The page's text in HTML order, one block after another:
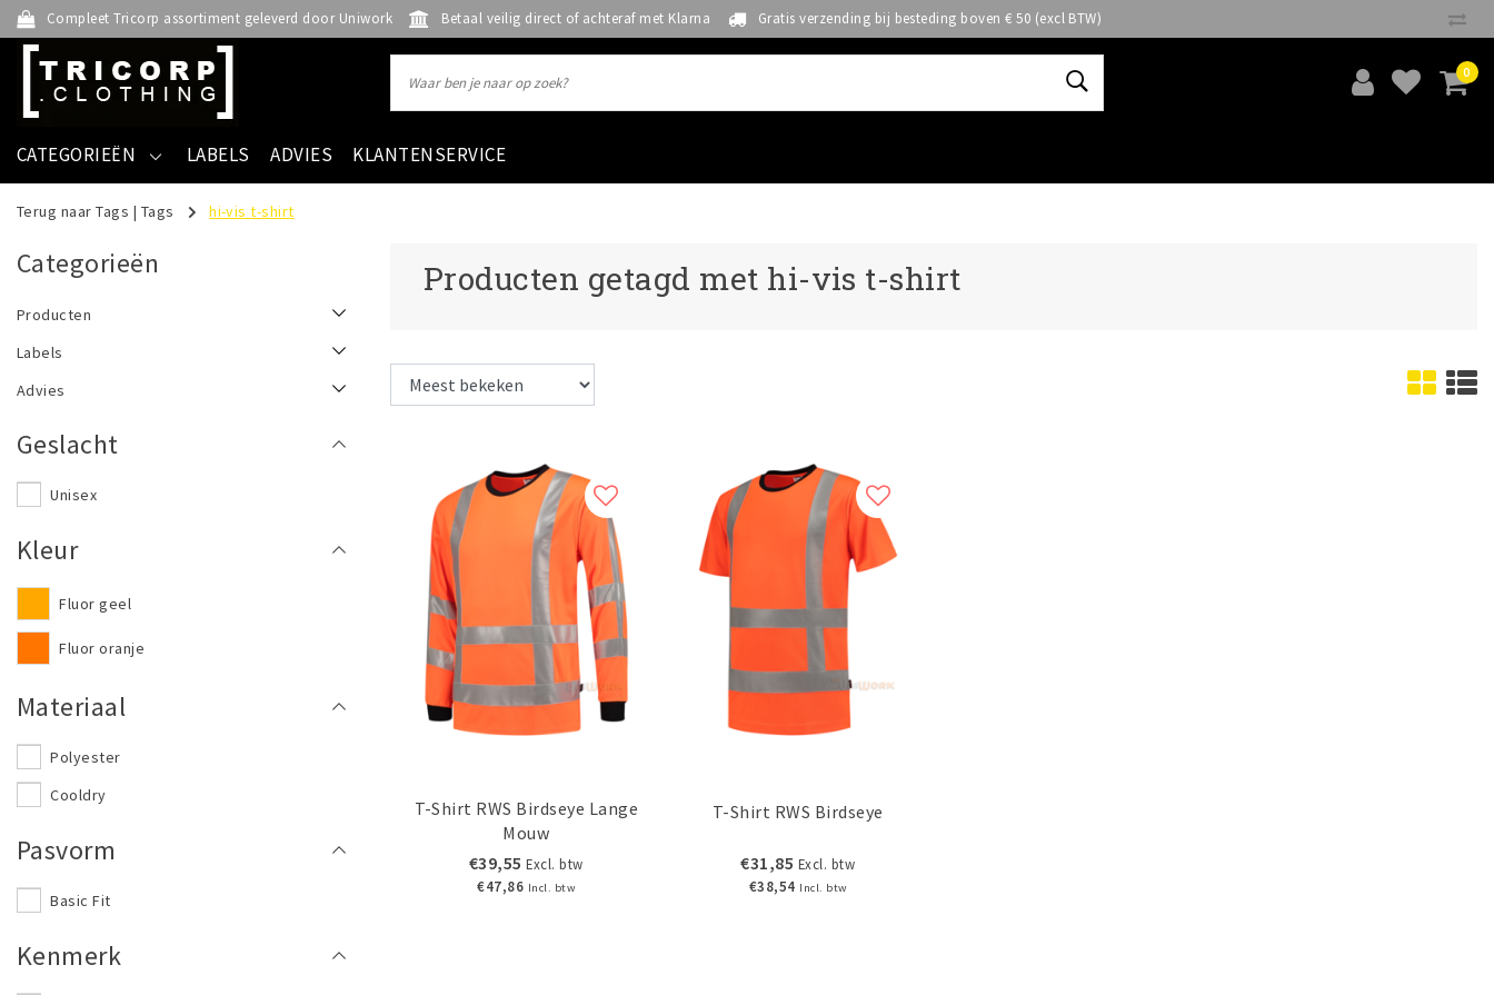
Compleet Tricorp assortiment geleverd door Uniwork Betaal veilig direct of achteraf met Klarna Gratis verzending bij besteding boven € 50 (excl BTW)
0
CATEGORIEËN LABELS ADVIES KLANTENSERVICE
Terug naar Tags | Tags hi-vis t-shirt
Categorieën
Producten
Labels
Advies
Geslacht
Unisex
Kleur
Fluor geel
Fluor oranje
Materiaal
Polyester
Cooldry
Pasvorm
Basic Fit
Kenmerk
Producten getagd met hi-vis t-shirt
T-Shirt RWS Birdseye Lange
Mouw
€39,55 Excl. btw
€47,86 Incl. btw
T-Shirt RWS Birdseye
€31,85 Excl. btw
€38,54 Incl. btw